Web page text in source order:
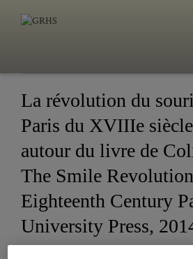
La révolution du
Paris du XVIIIe
autour du livre de
The Smile
Eighteenth Century
University Press,